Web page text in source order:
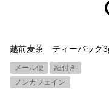
越前麦茶 ティーバッグ
メール便
紐付き
ノンカフェイン